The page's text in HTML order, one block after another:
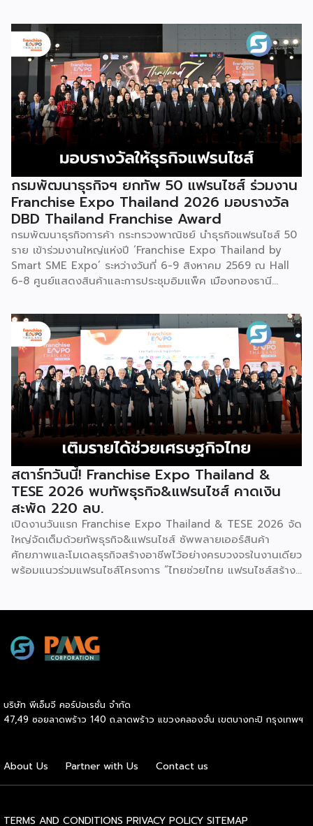
โจว” ซึ่งทรงคุณค่าเป็นยิ่งกว่าการแสดง เพราะทำหน้าที่จดบันทึก
ประวัติศาสตร์การอพยพย้ายถิ่นฐาน สะท้อนภูมิปัญญาทาง
วัฒนธรรมอันรุ่มรวย และตอกย้ำจิตวิญญาณอันแข็งแกร่งของ
ชนเผ่าเหมียวไว้ได้อย่างงดงาม ตำนานเล่าว่า ยามอพยพย้าย
ถิ่นฐานในอดีตกาล เส้นทางของชาวเหมียวต้องเผชิญกับเทือกเขา
สูงชันและพงหนามรกร้าง เพื่อเปิดทางให้เพื่อนพ้องเดินทางผ่าน
พงไพร เหล่าผู้กล้าหาญจึงใช้ร่างกายของตนกลิ้งทับพงหนาม
อย่างไม่เกรงกลัวเพื่อถางทางให้คนในเผ่า ด้วยเหตุนี้ คนรุ่นหลังจึง
ได้จำลองท่วงท่าการกลิ้งตัวดังกล่าวมาต่อยอดและรังสรรค์เป็น
ระบำลู่เซิงอันเป็นเอกลักษณ์ เพื่อรำลึกถึงความกล้าหาญและหยาด
เหงื่อแรงกายของบรรพบุรุษ โดยทุกท่วงท่าการกลิ้งตัวคือการ
คารวะต่อบรรพชน และทุกการกระโดดสะท้อนถึงจิตวิญญาณอัน
แรงกล้าของชนเผ่าเหมียว กุนซานจูถือเป็นหนึ่งในศิลปะการ
เต้นรำที่ปราบเซียนและท้าทายที่สุดของชนเผ่าเหมียว ผู้แสดงจะ
สวมเสื้อนอกสีขาวปักลายอันประณีต และสวมหมวกขนไก่ฟ้า
พร้อมบรรเลงลู่เซิงแบบ 6 ท่อ จุดที่ท้าทายที่สุดคือเสียงเพลงจะ
ต้องพลิ้วไหวอย่างต่อเนื่อง นักเต้นจึงต้องเป่าลู่เซิงอย่าง
สม่ำเสมอโดยไม่สะดุด แม้ในยามที่ต้องโลดโผนด้วยท่วงท่าที่ยาก
ผ่านชามใส่น้ำที่วางเรียงเอาไว้ โดยต้องทรงตัวด้วยความแม่นยำ
อย่างน่าอัศจรรย์ พร้อมรังสรรค์ลีลาท่ารำอันตื่นตาตื่นใจ ไม่ว่าจะ
เป็นท่านางแอ่นบิน พีระมิดมนุษย์ หรือท่ามังกรพลิกกาย การ
ผสานท่วงทำนอง การเคลื่อนไหว ลมหายใจ และพละกำลังเข้าด้วย
กันอย่างสมบูรณ์แบบนี้เอง ที่หล่อหลอมให้เกิดเป็นสุนทรียศาสตร์
อันเป็นเอกลักษณ์ของศิลปะโบราณชนิดนี้ นับตั้งแต่คริสต์
ทศวรรษ 1990 เป็นต้นมา กุนซานจูได้รับการยอมรับอย่างกว้าง
ขวางทั้งในและต่างประเทศ […]
กรมพัฒนาธุรกิจฯ ยกทัพ 50 แฟรนไชส์ ร่วมงาน
Franchise Expo Thailand 2026 มอบรางวัล
DBD Thailand Franchise Award
กรมพัฒนาธุรกิจการค้า กระทรวงพาณิชย์ นำธุรกิจแฟรนไชส์ 50
ราย เข้าร่วมงานใหญ่แห่งปี ‘Franchise Expo Thailand by
Smart SME Expo’ ระหว่างวันที่ 6-9 สิงหาคม 2569 ณ Hall
6-8 ศูนย์แสดงสินค้าและการประชุมอิมแพ็ค เมืองทองธานี
2026 ให้แก่ผู้ประกอบธุรกิจแฟรนไชส์ที่อยู่ในการส่งเสริมสนับสนุน
ของกรมฯ นายพูนพงษ์ นัยนาภากรณ์ อธิบดีกรมพัฒนาธุรกิจ
การค้า กระทรวงพาณิชย์ เปิดเผยภายหลังเป็นประธานเปิดงาน
“งานแฟรนไชส์ เอ็กซ์โป ไทยแลนด์ บาย สมาร์ท เอสเอ็มอี เอ็กซ์
โป (Franchise Expo Thailand by Smart SME Expo)” ซึ่ง
เป็นงานแสดงธุรกิจแฟรนไชส์ชั้นนำที่จัดขึ้นโดย บริษัท พีเอ็มจี
คอร์ปอเรชัน จำกัด เพื่อยกระดับศักยภาพของผู้ประกอบการและ
เจ้าของธุรกิจที่ต้องการขยายกิจการผ่านระบบแฟรนไชส์ […]
สตาร์ทวันนี้! Franchise Expo Thailand &
TESE 2026 พบทัพธุรกิจ&แฟรนไชส์ คาดเงิน
สะพัด 220 ลบ.
เปิดงานวันแรก Franchise Expo Thailand & TESE 2026 จัด
ใหญ่จัดเต็มด้วยทัพธุรกิจ&แฟรนไชส์ ซัพพลายเออร์สินค้า
ศักยภาพและโมเดลธุรกิจสร้างอาชีพไว้อย่างครบวงจรในงานเดียว
พร้อมแนวร่วมแฟรนไชส์โครงการ “ไทยช่วยไทย แฟรนไชส์สร้าง
ความรู้โดยผู้ทรงคุณวุฒิคับคั่ง และกิจกรรมเจรจาจับคู่ธุรกิจทั้งใน
และต่างประเทศ งานจัดต่อเนื่องระหว่างวันที่ 6-9 สิงหาคมนี้ ที่
ธุรกิจการค้า กระทรวงพาณิชย์ กล่าวว่า งาน ” Franchise Expo
Thailand & Thailand E-Commerce Selection Expo
บริษัท พีเอ็มจี คอร์ปอเรชั่น จำกัด
47,49 ซอยลาดพร้าว 140 ถ.ลาดพร้าว แขวงคลองจั่น เขตบางกะปิ กรุงเทพฯ
About Us Partner with Us Contact us
TERMS AND CONDITIONS PRIVACY POLICY SITEMAP